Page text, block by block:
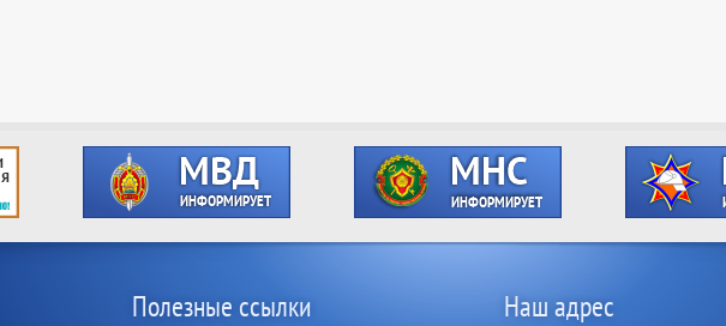
Полезные ссылки Наш адрес